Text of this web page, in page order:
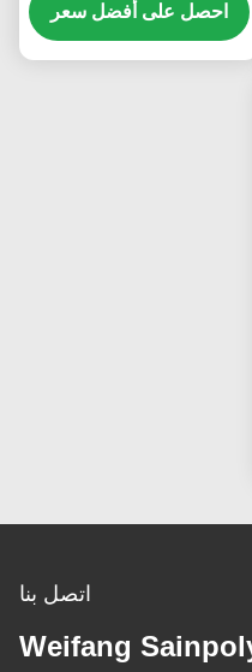
احصل على أفضل سعر
اتصل بنا
Weifang